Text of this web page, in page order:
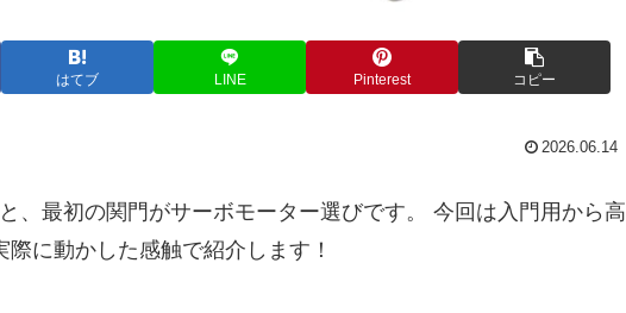
はてブ LINE Pinterest コピー
2026.06.14
、最初の関門がサーボモーター選びです。 今回は入門用から高
に動かした感触で紹介します！